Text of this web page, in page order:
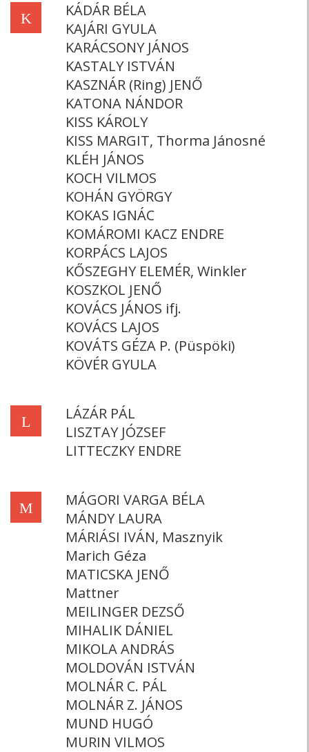
K
KÁDÁR BÉLA
KAJÁRI GYULA
KARÁCSONY JÁNOS
KASTALY ISTVÁN
KASZNÁR (Ring) JENŐ
KATONA NÁNDOR
KISS KÁROLY
KISS MARGIT, Thorma Jánosné
KLÉH JÁNOS
KOCH VILMOS
KOHÁN GYÖRGY
KOKAS IGNÁC
KOMÁROMI KACZ ENDRE
KORPÁCS LAJOS
KŐSZEGHY ELEMÉR, Winkler
KOSZKOL JENŐ
KOVÁCS JÁNOS ifj.
KOVÁCS LAJOS
KOVÁTS GÉZA P. (Püspöki)
KÖVÉR GYULA
L
LÁZÁR PÁL
LISZTAY JÓZSEF
LITTECZKY ENDRE
M
MÁGORI VARGA BÉLA
MÁNDY LAURA
MÁRIÁSI IVÁN, Masznyik
Marich Géza
MATICSKA JENŐ
Mattner
MEILINGER DEZSŐ
MIHALIK DÁNIEL
MIKOLA ANDRÁS
MOLDOVÁN ISTVÁN
MOLNÁR C. PÁL
MOLNÁR Z. JÁNOS
MUND HUGÓ
MURIN VILMOS